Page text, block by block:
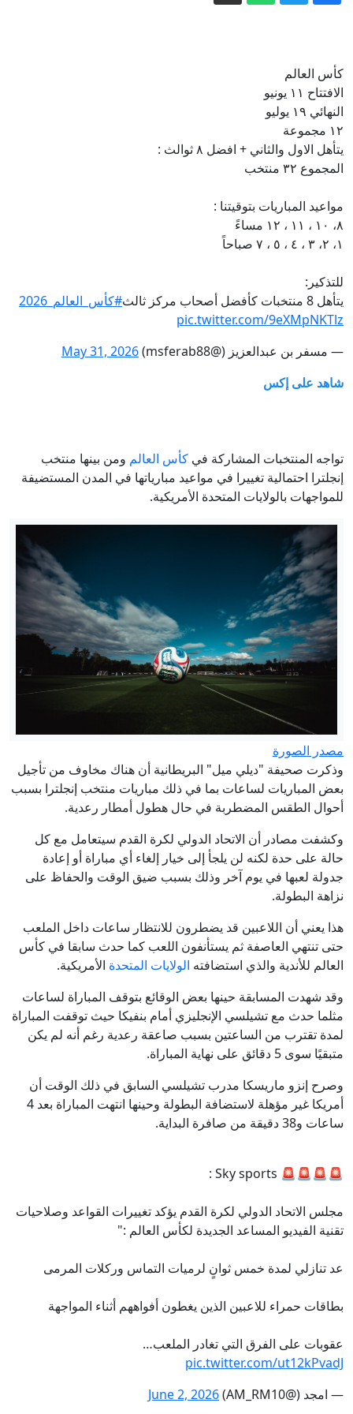
أطباء يحذرون من وصفات الموت
بغداد ومراقبة لتحركات الفصائل المسلحة
إيران.. غارات إسرائيلية جنوبي لبنان وترقب
كأس العالم
الافتتاح ١١ يونيو
النهائي ١٩ يوليو
١٢ مجموعة
يتأهل الاول والثاني + افضل ٨ ثوالث :
المجموع ٣٢ منتخب
مواعيد المباريات بتوقيتنا :
٨، ١٠ ، ١١ ، ١٢ مساءً
١، ٢، ٣ ، ٤ ، ٥ ، ٧ صباحاً
للتذكير:
يتأهل 8 منتخبات كأفضل أصحاب مركز ثالث
#كأس_العالم_2026
pic.twitter.com/9eXMpNKTlz
— مسفر بن عبدالعزيز (@msferab88)
May 31, 2026
شاهد على إكس
تواجه المنتخبات المشاركة في كأس العالم ومن بينها منتخب
إنجلترا احتمالية تغييرا في مواعيد مبارياتها في المدن المستضيفة
للمواجهات بالولايات المتحدة الأمريكية.
مصدر الصورة
وذكرت صحيفة "ديلي ميل" البريطانية أن هناك مخاوف من تأجيل
بعض المباريات لساعات بما في ذلك مباريات منتخب إنجلترا بسبب
أحوال الطقس المضطربة في حال هطول أمطار رعدية.
وكشفت مصادر أن الاتحاد الدولي لكرة القدم سيتعامل مع كل
حالة على حدة لكنه لن يلجأ إلى خيار إلغاء أي مباراة أو إعادة
جدولة لعبها في يوم آخر وذلك بسبب ضيق الوقت والحفاظ على
نزاهة البطولة.
هذا يعني أن اللاعبين قد يضطرون للانتظار ساعات داخل الملعب
حتى تنتهي العاصفة ثم يستأنفون اللعب كما حدث سابقا في كأس
العالم للأندية والذي استضافته الولايات المتحدة الأمريكية.
وقد شهدت المسابقة حينها بعض الوقائع بتوقف المباراة لساعات
مثلما حدث مع تشيلسي الإنجليزي أمام بنفيكا حيث توقفت المباراة
لمدة تقترب من الساعتين بسبب صاعقة رعدية رغم أنه لم يكن
متبقيًا سوى 5 دقائق على نهاية المباراة.
وصرح إنزو ماريسكا مدرب تشيلسي السابق في ذلك الوقت أن
أمريكا غير مؤهلة لاستضافة البطولة وحينها انتهت المباراة بعد 4
ساعات و38 دقيقة من صافرة البداية.
🚨🚨🚨🚨 Sky sports :
مجلس الاتحاد الدولي لكرة القدم يؤكد تغييرات القواعد وصلاحيات
تقنية الفيديو المساعد الجديدة لكأس العالم :"
عد تنازلي لمدة خمس ثوانٍ لرميات التماس وركلات المرمى
بطاقات حمراء للاعبين الذين يغطون أفواههم أثناء المواجهة
عقوبات على الفرق التي تغادر الملعب…
pic.twitter.com/ut12kPvadJ
— امجد (@AM_RM10)
June 2, 2026